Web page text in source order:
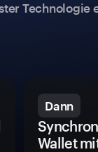
Dann
Wallet